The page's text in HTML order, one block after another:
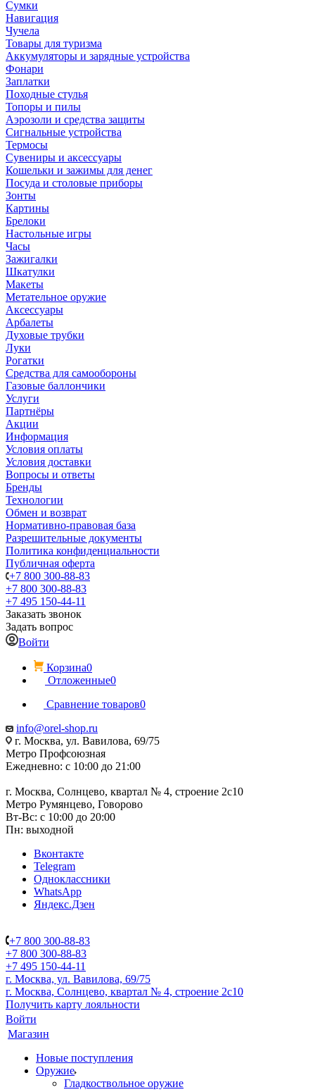
Сумки
Навигация
Чучела
Товары для туризма
Аккумуляторы и зарядные устройства
Фонари
Заплатки
Походные стулья
Топоры и пилы
Аэрозоли и средства защиты
Сигнальные устройства
Термосы
Сувениры и аксессуары
Кошельки и зажимы для денег
Посуда и столовые приборы
Зонты
Картины
Брелоки
Настольные игры
Часы
Зажигалки
Шкатулки
Макеты
Метательное оружие
Аксессуары
Арбалеты
Духовые трубки
Луки
Рогатки
Средства для самообороны
Газовые баллончики
Услуги
Партнёры
Акции
Информация
Условия оплаты
Условия доставки
Вопросы и ответы
Бренды
Технологии
Обмен и возврат
Нормативно-правовая база
Разрешительные документы
Политика конфиденциальности
Публичная оферта
+7 800 300-88-83
+7 800 300-88-83
+7 495 150-44-11
Заказать звонок
Задать вопрос
Войти
Корзина0
Отложенные0
Сравнение товаров0
info@orel-shop.ru
г. Москва, ул. Вавилова, 69/75
Метро Профсоюзная
Ежедневно: с 10:00 до 21:00
г. Москва, Солнцево, квартал № 4, строение 2с10
Метро Румянцево, Говорово
Вт-Вс: с 10:00 до 20:00
Пн: выходной
Вконтакте
Telegram
Одноклассники
WhatsApp
Яндекс.Дзен
+7 800 300-88-83
+7 800 300-88-83
+7 495 150-44-11
г. Москва, ул. Вавилова, 69/75
г. Москва, Солнцево, квартал № 4, строение 2с10
Получить карту лояльности
Войти
Магазин
Новые поступления
Оружие
Гладкоствольное оружие